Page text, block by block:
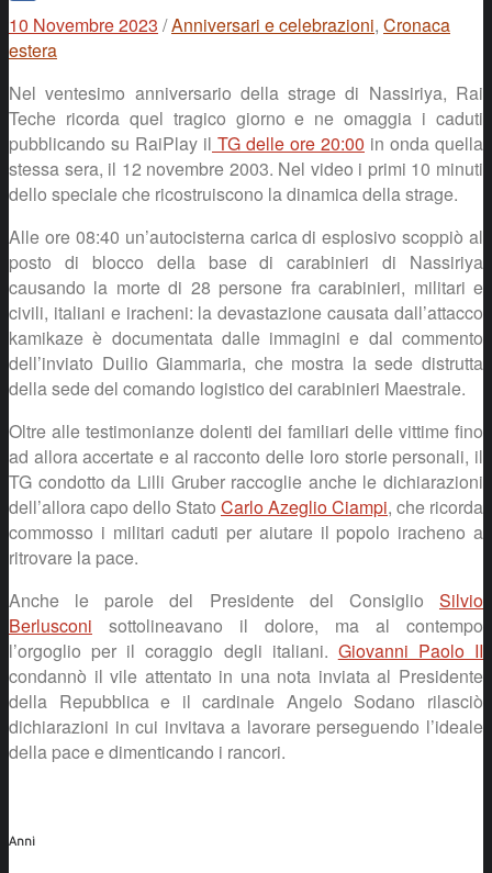
Facebook
10 Novembre 2023 /Anniversari e celebrazioni, Cronaca
estera
Nel ventesimo anniversario della strage di Nassiriya, Rai
Teche ricorda quel tragico giorno e ne omaggia i caduti
pubblicando su RaiPlay il TG delle ore 20:00 in onda quella
stessa sera, il 12 novembre 2003. Nel video i primi 10 minuti
dello speciale che ricostruiscono la dinamica della strage.
Alle ore 08:40 un’autocisterna carica di esplosivo scoppiò al
posto di blocco della base di carabinieri di Nassiriya
causando la morte di 28 persone fra carabinieri, militari e
civili, italiani e iracheni: la devastazione causata dall’attacco
kamikaze è documentata dalle immagini e dal commento
dell’inviato Duilio Giammaria, che mostra la sede distrutta
della sede del comando logistico dei carabinieri Maestrale.
Oltre alle testimonianze dolenti dei familiari delle vittime fino
ad allora accertate e al racconto delle loro storie personali, il
TG condotto da Lilli Gruber raccoglie anche le dichiarazioni
dell’allora capo dello Stato Carlo Azeglio Ciampi, che ricorda
commosso i militari caduti per aiutare il popolo iracheno a
ritrovare la pace.
Anche le parole del Presidente del Consiglio Silvio
Berlusconi sottolineavano il dolore, ma al contempo
l’orgoglio per il coraggio degli italiani. Giovanni Paolo II
condannò il vile attentato in una nota inviata al Presidente
della Repubblica e il cardinale Angelo Sodano rilasciò
dichiarazioni in cui invitava a lavorare perseguendo l’ideale
della pace e dimenticando i rancori.
Anni